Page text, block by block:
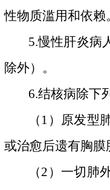
性物质滥用和依赖
5.慢性肝炎病
除外）。
6.结核病除下
（ 1）原发型
或治愈后遗有胸膜
（2）一切肺